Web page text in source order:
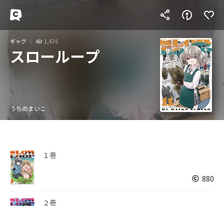
ギャグ 1,676
スローループ
うちのまいこ
１巻
880
２巻